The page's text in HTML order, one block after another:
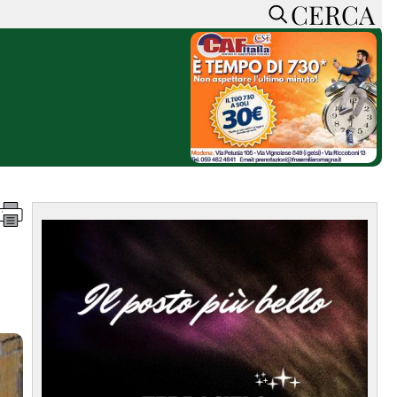
CERCA
ACCEDI o REGISTRATI
CONTATTI
SOSTIENI LA PRESSA
CONOSCI LA PRESSA
PRIVACY POLICY
FEED RSS
MAPPA DEL SITO
NORMATIVE
DEONTOLOGICHE
CERCA